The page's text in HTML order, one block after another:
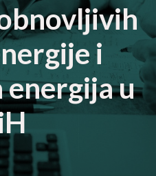
i
energija u